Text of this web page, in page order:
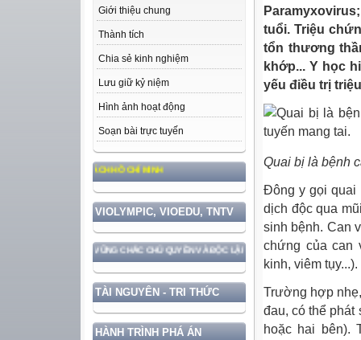
Giới thiệu chung
Thành tích
Chia sẻ kinh nghiệm
Lưu giữ kỷ niệm
Hình ảnh hoạt động
Soạn bài trực tuyến
ĐỨC, PHONG CÁCH HỒ CHÍ MINH
VIOLYMPIC, VIOEDU, TNTV
VỚI BẢO VỆ VỮNG CHẮC CHỦ QUYỀN VÀ ĐỘC LẬP DÂN TỘC!
TÀI NGUYÊN - TRI THỨC
HÀNH TRÌNH PHÁ ÁN
tuổi. Triệu
tổn thương
khớp... Y học
yếu điều trị
Quai bị là bệnh
Đông y gọi quai
dịch độc qua
sinh bệnh. Can
chứng của can
kinh, viêm tụy...).
Trường hợp
đau, có thể phát
hoặc hai bên).